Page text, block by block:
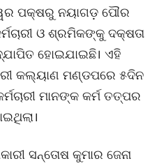
ପକ୍ଷରୁ ନୟାଗଡ଼ ପୌର
ଓ ଶ୍ରମିକଙ୍କୁ ଦକ୍ଷତା
ହୋଇଯାଇଛି। ଏହି
କଲ୍ୟାଣ ମଣ୍ଡପରେ ୫ଦିନ
ମାନଙ୍କ କର୍ମ ତତ୍ପର
ସନ୍ତୋଷ କୁମାର ଜେନା